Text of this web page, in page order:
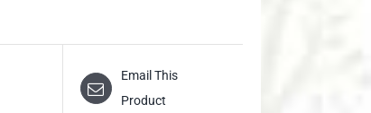
Email This
Product